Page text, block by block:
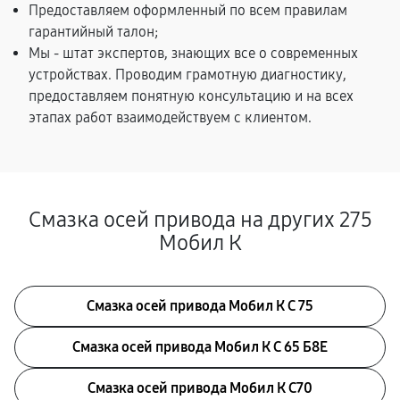
Предоставляем оформленный по всем правилам
гарантийный талон;
Мы - штат экспертов, знающих все о современных
устройствах. Проводим грамотную диагностику,
предоставляем понятную консультацию и на всех
этапах работ взаимодействуем с клиентом.
Смазка осей привода на других 275
Мобил К
Смазка осей привода Мобил К С 75
Смазка осей привода Мобил К С 65 Б8Е
Смазка осей привода Мобил К С70